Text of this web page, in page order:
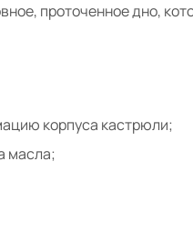
проточенное дно,
корпуса кастрюли;
масла;